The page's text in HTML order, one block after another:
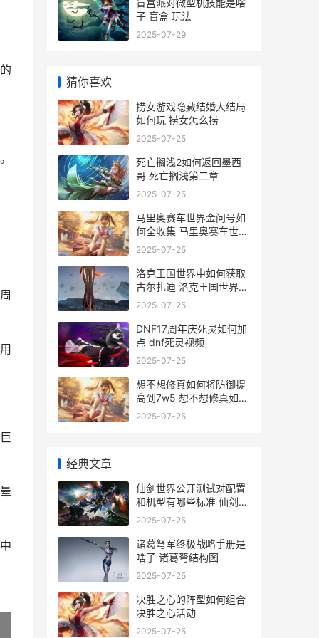
盲盒派对微型机技能是啥
子 盲盒 玩法
2025-07-29
猜你喜欢
捞女游戏隐藏结婚大结局
如何玩 捞女怎么捞
2025-07-25
死亡搁浅2如何返回墨西
哥 死亡搁浅第二章
2025-07-25
马里奥赛车世界金问号如
何全收集 马里奥赛车世界
ns1能玩吗
2025-07-25
洛克王国世界中如何获取
古尔扎迪 洛克王国世界中
的精灵
2025-07-25
DNF17周年庆死灵如何加
点 dnf死灵视频
2025-07-25
想不想修真如何将防御提
高到7w5 想不想修真如何
获得灵石
2025-07-25
经典文章
仙剑世界公开测试对配置
和机型有哪些标准 仙剑世
界好玩吗
2025-07-25
诸葛弩军终极战略手册是
啥子 诸葛弩结构图
2025-07-25
决胜之心的阵型如何组合
决胜之心活动
2025-07-25